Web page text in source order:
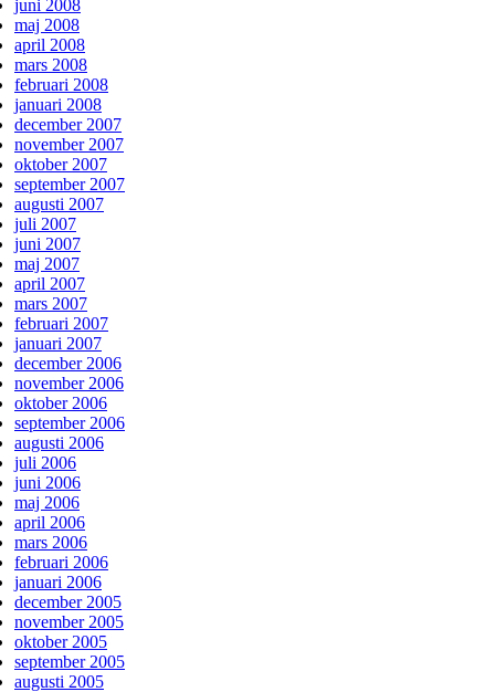
juni 2008
maj 2008
april 2008
mars 2008
februari 2008
januari 2008
december 2007
november 2007
oktober 2007
september 2007
augusti 2007
juli 2007
juni 2007
maj 2007
april 2007
mars 2007
februari 2007
januari 2007
december 2006
november 2006
oktober 2006
september 2006
augusti 2006
juli 2006
juni 2006
maj 2006
april 2006
mars 2006
februari 2006
januari 2006
december 2005
november 2005
oktober 2005
september 2005
augusti 2005